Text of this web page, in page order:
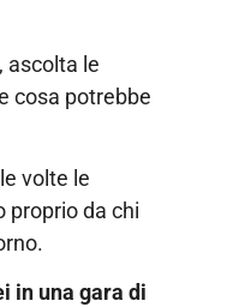
ascolta le
cosa potrebbe
volte le
proprio da chi
in una gara di